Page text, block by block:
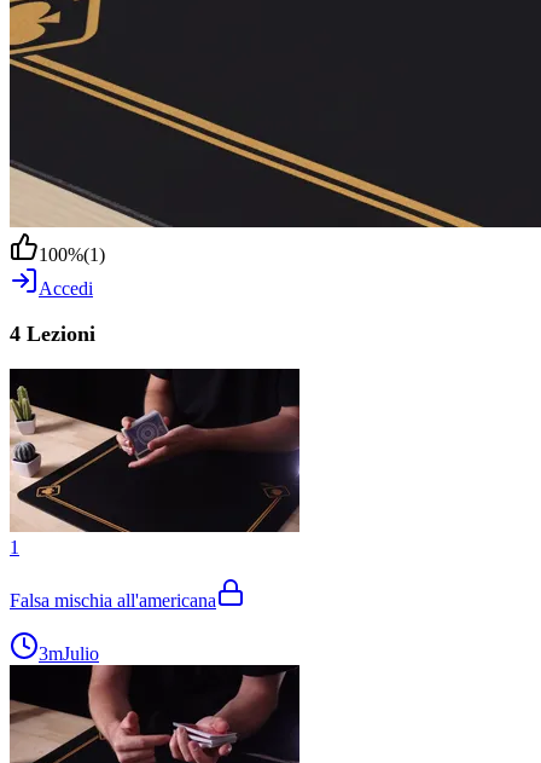
100%(1)
Accedi
4 Lezioni
1
Falsa mischia all'americana
3mJulio